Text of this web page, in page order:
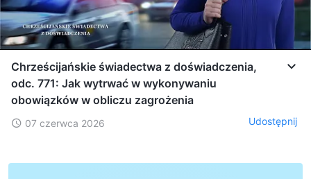
Chrześcijańskie świadectwa z doświadczenia,
odc. 771: Jak wytrwać w wykonywaniu
obowiązków w obliczu zagrożenia
07 czerwca 2026 Udostępnij